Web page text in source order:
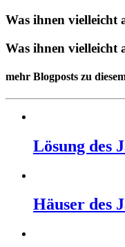
Was ihnen vielleicht
Was ihnen vielleicht
mehr Blogposts zu
Lösung des
Häuser des